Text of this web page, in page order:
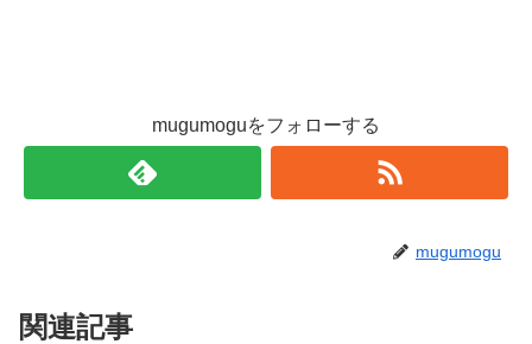
mugumoguをフォローする
mugumogu
関連記事